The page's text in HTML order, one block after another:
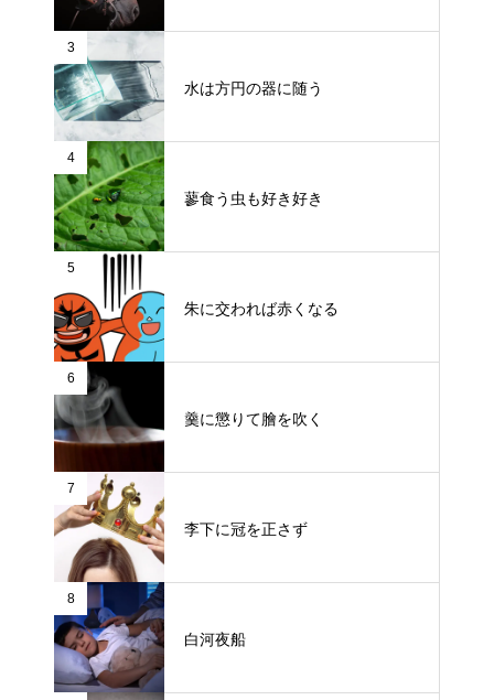
3
水は方円の器に随う
4
蓼食う虫も好き好き
5
朱に交われば赤くなる
6
羹に懲りて膾を吹く
7
李下に冠を正さず
8
白河夜船